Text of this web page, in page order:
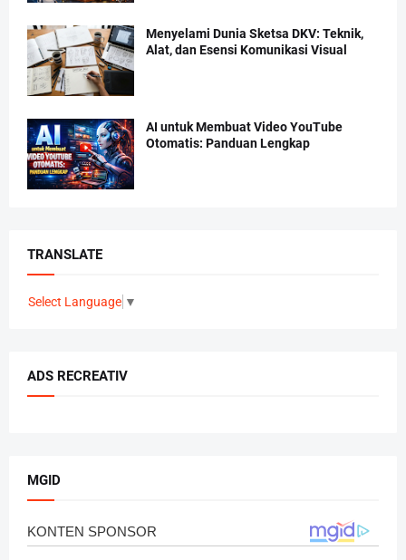
Menyelami Dunia Sketsa DKV: Teknik,
Alat, dan Esensi Komunikasi Visual
AI untuk Membuat Video YouTube
Otomatis: Panduan Lengkap
TRANSLATE
Select Language ▼
ADS RECREATIV
MGID